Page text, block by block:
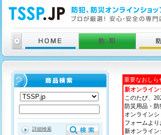
重要なおしら
新オンライ
このたび、
防災用品・
オンライン
フォームより
新オンライン
詳細検索